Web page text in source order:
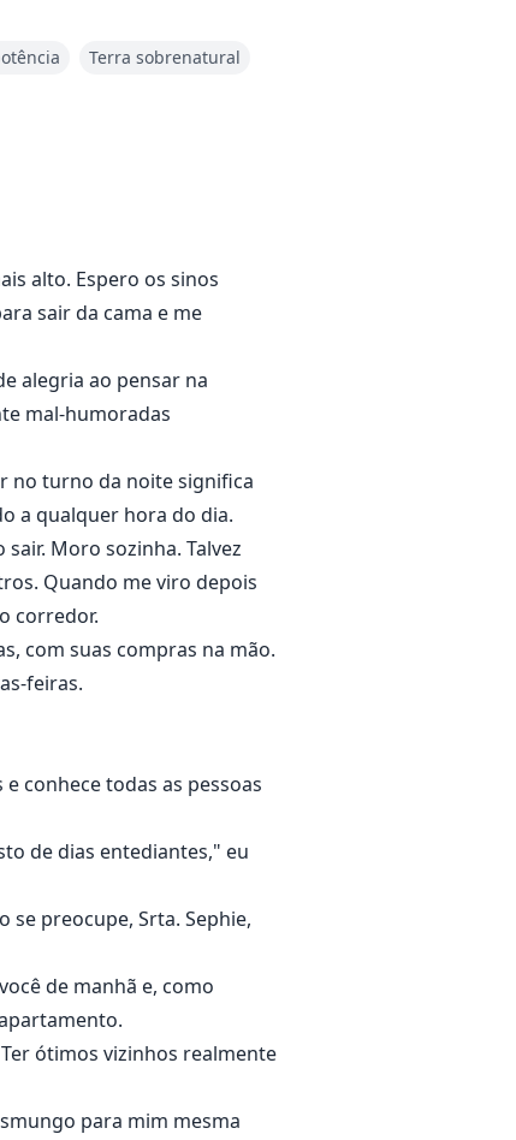
que ele comanda.
Terra sobrenatural
alto. Espero os sinos
sair da cama e me
alegria ao pensar na
mal-humoradas
no turno da noite significa
a qualquer hora do dia.
Moro sozinha. Talvez
Quando me viro depois
corredor.
com suas compras na mão.
feiras.
conhece todas as pessoas
de dias entediantes," eu
se preocupe, Srta. Sephie,
de manhã e, como
ótimos vizinhos realmente
para mim mesma